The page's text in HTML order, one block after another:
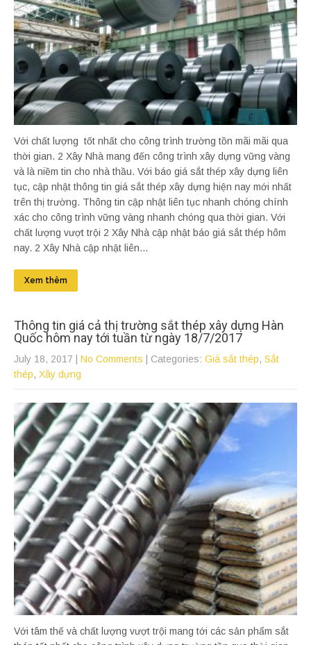
Với chất lượng tốt nhất cho công trình trường tồn mãi mãi qua
thời gian. 2 Xây Nhà mang đến công trình xây dựng vững vàng
và là niềm tin cho nhà thầu. Với báo giá sắt thép xây dựng liên
tục, cập nhật thông tin giá sắt thép xây dựng hiện nay mới nhất
trên thị trường. Thông tin cập nhật liên tục nhanh chóng chính
xác cho công trình vững vàng nhanh chóng qua thời gian. Với
chất lượng vượt trội 2 Xây Nhà cập nhật báo giá sắt thép hôm
nay. 2 Xây Nhà cập nhật liên...
Xem thêm
Thông tin giá cả thị trường sắt thép xây dựng Hàn
Quốc hôm nay tới tuần từ ngày 18/7/2017
July 18, 2017 No Comments | Categories: Giá sắt thép, Sắt
thép, Xây dựng
Với tâm thế và chất lượng vượt trội mang tới các sản phẩm sắt